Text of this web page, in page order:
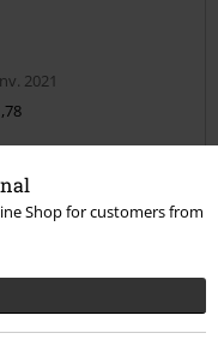
Shop for customers from
2021
très étroit et trop long
j'ai pris un xxl, par
recoudre.
que les finitions ne
je doit le retrousser,